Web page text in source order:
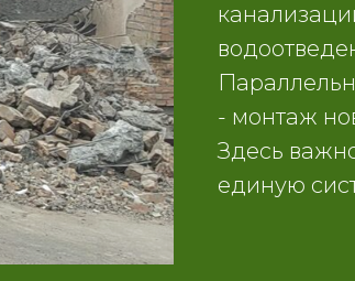
- монтаж
Здесь
единую